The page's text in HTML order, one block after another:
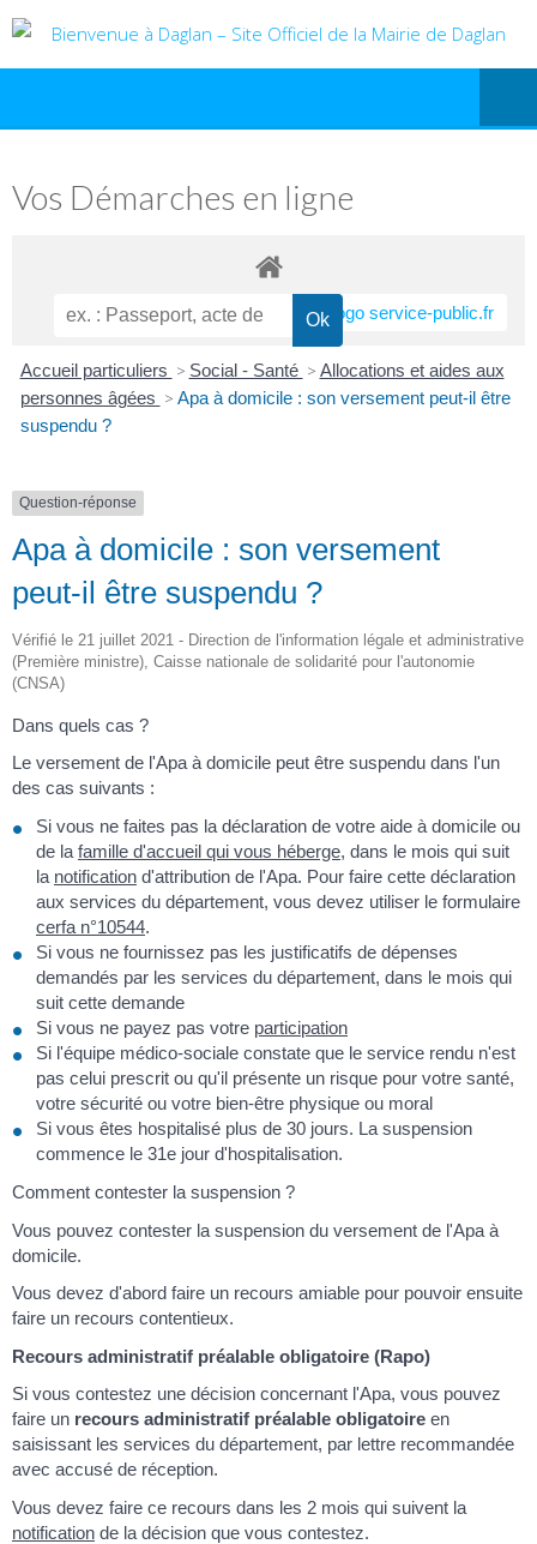
Vos Démarches en ligne
Accueil particuliers > Social - Santé > Allocations et aides aux
personnes âgées > Apa à domicile : son versement peut-il être
suspendu ?
Question-réponse
Apa à domicile : son versement
peut-il être suspendu ?
Vérifié le 21 juillet 2021 - Direction de l'information légale et administrative
(Première ministre), Caisse nationale de solidarité pour l'autonomie
(CNSA)
Dans quels cas ?
Le versement de l'Apa à domicile peut être suspendu dans l'un
des cas suivants :
Si vous ne faites pas la déclaration de votre aide à domicile ou
de la famille d'accueil qui vous héberge, dans le mois qui suit
la notification d'attribution de l'Apa. Pour faire cette déclaration
aux services du département, vous devez utiliser le formulaire
cerfa n°10544.
Si vous ne fournissez pas les justificatifs de dépenses
demandés par les services du département, dans le mois qui
suit cette demande
Si vous ne payez pas votre participation
Si l'équipe médico-sociale constate que le service rendu n'est
pas celui prescrit ou qu'il présente un risque pour votre santé,
votre sécurité ou votre bien-être physique ou moral
Si vous êtes hospitalisé plus de 30 jours. La suspension
commence le 31e jour d'hospitalisation.
Comment contester la suspension ?
Vous pouvez contester la suspension du versement de l'Apa à
domicile.
Vous devez d'abord faire un recours amiable pour pouvoir ensuite
faire un recours contentieux.
Recours administratif préalable obligatoire (Rapo)
Si vous contestez une décision concernant l'Apa, vous pouvez
faire un recours administratif préalable obligatoire en
saisissant les services du département, par lettre recommandée
avec accusé de réception.
Vous devez faire ce recours dans les 2 mois qui suivent la
notification de la décision que vous contestez.